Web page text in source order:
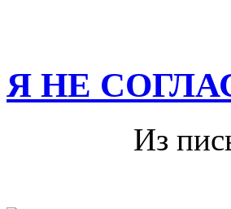
Я НЕ
Из письма